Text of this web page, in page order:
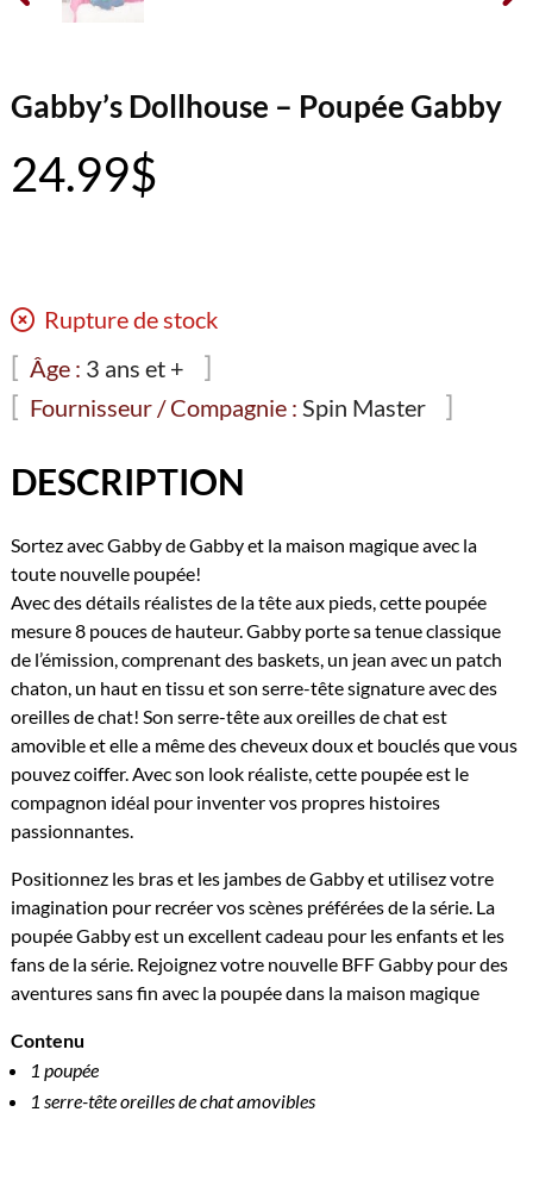
Gabby’s Dollhouse – Poupée Gabby
24.99$
Rupture de stock
Âge : 3 ans et +
Fournisseur / Compagnie : Spin Master
DESCRIPTION
Sortez avec Gabby de Gabby et la maison magique avec la
toute nouvelle poupée!
Avec des détails réalistes de la tête aux pieds, cette poupée
mesure 8 pouces de hauteur. Gabby porte sa tenue classique
de l’émission, comprenant des baskets, un jean avec un patch
chaton, un haut en tissu et son serre-tête signature avec des
oreilles de chat! Son serre-tête aux oreilles de chat est
amovible et elle a même des cheveux doux et bouclés que vous
pouvez coiffer. Avec son look réaliste, cette poupée est le
compagnon idéal pour inventer vos propres histoires
passionnantes.
Positionnez les bras et les jambes de Gabby et utilisez votre
imagination pour recréer vos scènes préférées de la série. La
poupée Gabby est un excellent cadeau pour les enfants et les
fans de la série. Rejoignez votre nouvelle BFF Gabby pour des
aventures sans fin avec la poupée dans la maison magique
Contenu
1 poupée
1 serre-tête oreilles de chat amovibles